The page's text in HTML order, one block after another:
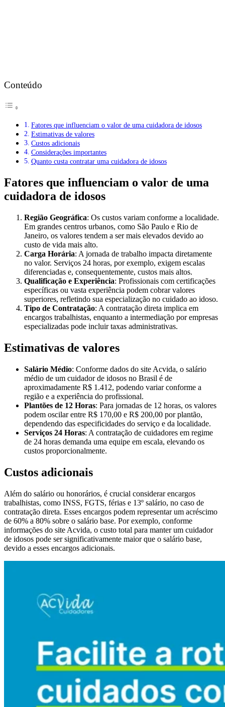
Conteúdo
Fatores que influenciam o valor de uma cuidadora de idosos
Estimativas de valores
Custos adicionais
Considerações importantes
Quanto custa contratar uma cuidadora de idosos
Fatores que influenciam o valor de uma
cuidadora de idosos
Região Geográfica: Os custos variam conforme a localidade.
Em grandes centros urbanos, como São Paulo e Rio de
Janeiro, os valores tendem a ser mais elevados devido ao
custo de vida mais alto.
Carga Horária: A jornada de trabalho impacta diretamente
no valor. Serviços 24 horas, por exemplo, exigem escalas
diferenciadas e, consequentemente, custos mais altos.
Qualificação e Experiência: Profissionais com certificações
específicas ou vasta experiência podem cobrar valores
superiores, refletindo sua especialização no cuidado ao idoso.
Tipo de Contratação: A contratação direta implica em
encargos trabalhistas, enquanto a intermediação por empresas
especializadas pode incluir taxas administrativas.
Estimativas de valores
Salário Médio: Conforme dados do site Acvida, o salário
médio de um cuidador de idosos no Brasil é de
aproximadamente R$ 1.412, podendo variar conforme a
região e a experiência do profissional.
Plantões de 12 Horas: Para jornadas de 12 horas, os valores
podem oscilar entre R$ 170,00 e R$ 200,00 por plantão,
dependendo das especificidades do serviço e da localidade.
Serviços 24 Horas: A contratação de cuidadores em regime
de 24 horas demanda uma equipe em escala, elevando os
custos proporcionalmente.
Custos adicionais
Além do salário ou honorários, é crucial considerar encargos
trabalhistas, como INSS, FGTS, férias e 13º salário, no caso de
contratação direta. Esses encargos podem representar um acréscimo
de 60% a 80% sobre o salário base. Por exemplo, conforme
informações do site Acvida, o custo total para manter um cuidador
de idosos pode ser significativamente maior que o salário base,
devido a esses encargos adicionais.